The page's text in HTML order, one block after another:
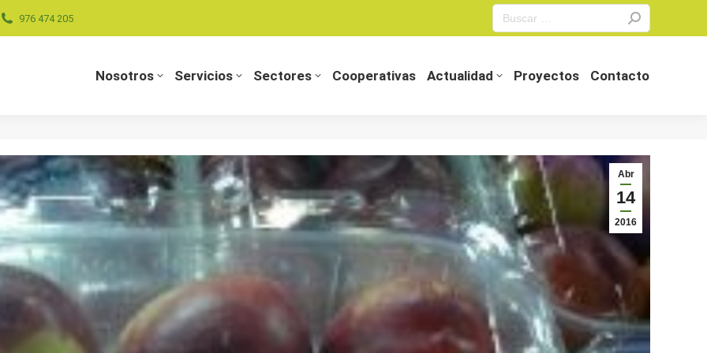
976 474 205
Search:
Nosotros Servicios Sectores Cooperativas Actualidad Proyectos Contacto
Abr
14
2016
Actualidad Proyectos Contacto